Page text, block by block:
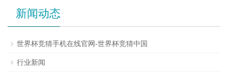
新闻动态
世界杯竞猜手机在线官网-世界杯竞猜中国
行业新闻